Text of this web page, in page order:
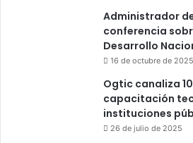
Administrador
conferencia
Desarrollo
16 de octubre de 2025
Ogtic canaliza
capacitación
instituciones
26 de julio de 2025